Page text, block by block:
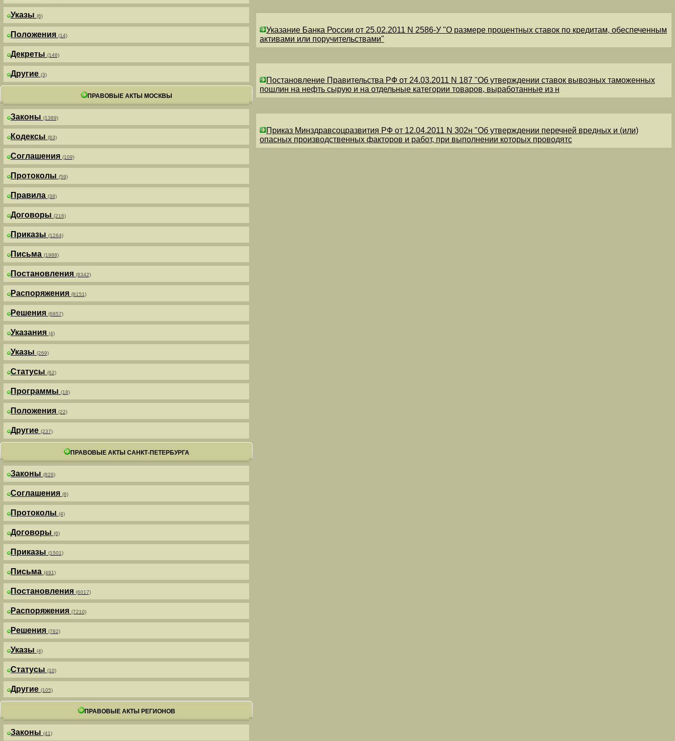
Указы (6)
Положения (14)
Декреты (146)
Другие (3)
ПРАВОВЫЕ АКТЫ МОСКВЫ
Законы (1389)
Кодексы (83)
Соглашения (109)
Протоколы (59)
Правила (38)
Договоры (216)
Приказы (1264)
Письма (1988)
Постановления (8342)
Распоряжения (8151)
Решения (6857)
Указания (4)
Указы (269)
Статусы (62)
Программы (18)
Положения (22)
Другие (237)
ПРАВОВЫЕ АКТЫ САНКТ-ПЕТЕРБУРГА
Законы (826)
Соглашения (6)
Протоколы (4)
Договоры (6)
Приказы (1501)
Письма (491)
Постановления (6017)
Распоряжения (7210)
Решения (782)
Указы (4)
Статусы (10)
Другие (105)
ПРАВОВЫЕ АКТЫ РЕГИОНОВ
Законы (41)
Указание Банка России от 25.02.2011 N 2586-У "О размере процентных ставок по кредитам, обеспеченным
активами или поручительствами"
Постановление Правительства РФ от 24.03.2011 N 187 "Об утверждении ставок вывозных таможенных
пошлин на нефть сырую и на отдельные категории товаров, выработанные из н
Приказ Минздравсоцразвития РФ от 12.04.2011 N 302н "Об утверждении перечней вредных и (или)
опасных производственных факторов и работ, при выполнении которых проводятс